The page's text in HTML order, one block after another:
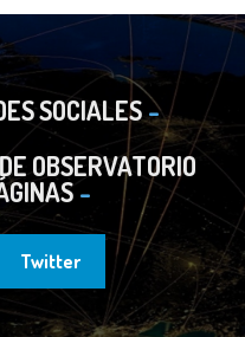
SOCIALES
OBSERVATORIO
Twitter